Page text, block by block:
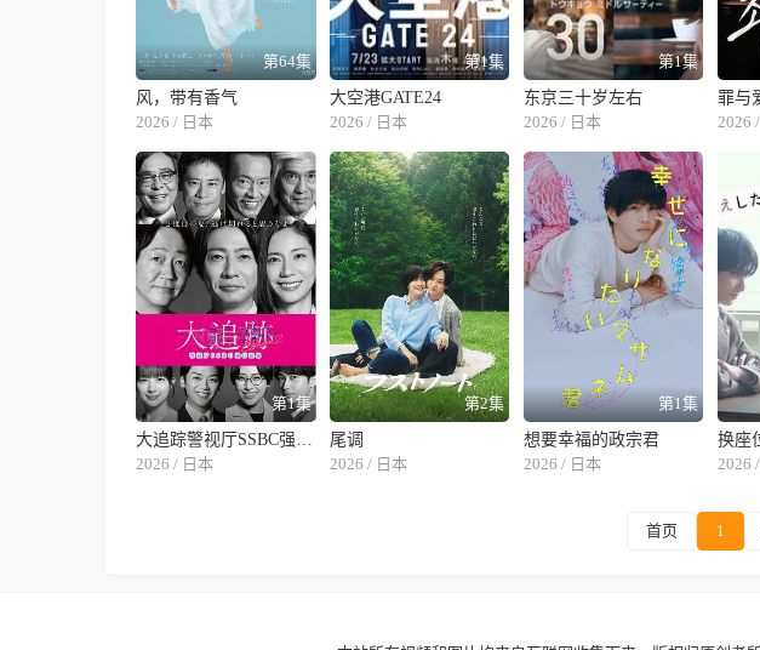
第64集
风，带有香气
2026 / 日本
第1集
大空港GATE24
2026 / 日本
第1集
东京三十岁左右
2026 / 日本
罪与
2026
第1集
大追踪警视厅SSBC强行犯系第二季
2026 / 日本
第2集
尾调
2026 / 日本
第1集
想要幸福的政宗君
2026 / 日本
2026
首页 1